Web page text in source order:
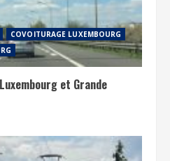
COVOITURAGE LUXEMBOURG
et Grande